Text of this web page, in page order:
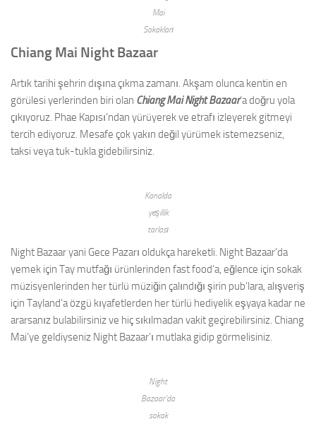
Mai
Sokakları
Chiang Mai Night Bazaar
Artık tarihi şehrin dışına çıkma zamanı. Akşam olunca kentin en
görülesi yerlerinden biri olan Chiang Mai Night Bazaar‘a doğru yola
çıkıyoruz. Phae Kapısı’ndan yürüyerek ve etrafı izleyerek gitmeyi
tercih ediyoruz. Mesafe çok yakın değil yürümek istemezseniz,
taksi veya tuk-tukla gidebilirsiniz.
Kanalda
yeşillik
tarlası
Night Bazaar yani Gece Pazarı oldukça hareketli. Night Bazaar’da
yemek için Tay mutfağı ürünlerinden fast food’a, eğlence için sokak
müzisyenlerinden her türlü müziğin çalındığı şirin pub’lara, alışveriş
için Tayland’a özgü kıyafetlerden her türlü hediyelik eşyaya kadar ne
ararsanız bulabilirsiniz ve hiç sıkılmadan vakit geçirebilirsiniz. Chiang
Mai’ye geldiyseniz Night Bazaar’ı mutlaka gidip görmelisiniz.
Night
Bazaar’da
sokak